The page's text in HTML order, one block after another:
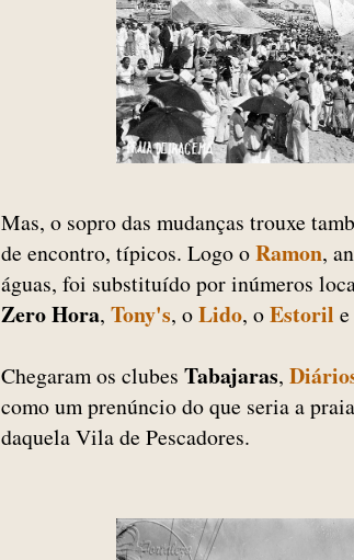
Mas, o sopro das mudanças trouxe
de encontro, típicos. Logo oRamon,
águas, foi substituído por inúmeros
Zero Hora, Tony's, oLido, oEstoril
Chegaram os clubes Tabajaras,
como um prenúncio do que seria a
daquela Vila de Pescadores.